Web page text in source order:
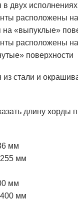
в двух
расположены
на «выпуклые»
расположены
поверхности
из стали и
длину
мм
мм
мм
мм